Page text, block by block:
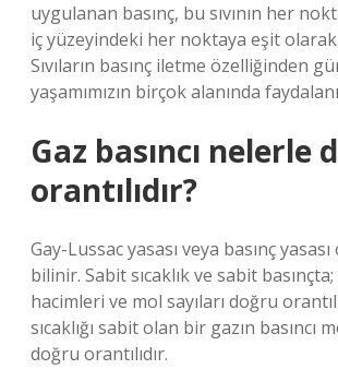
uygulanan basınç, bu sıvının her
iç yüzeyindeki her noktaya eşit
Sıvıların basınç iletme özelliğinden
yaşamımızın birçok alanında
Gaz basıncı nelerle
orantılıdır?
Gay-Lussac yasası veya basınç
bilinir. Sabit sıcaklık ve sabit
hacimleri ve mol sayıları doğru
sıcaklığı sabit olan bir gazın basıncı
doğru orantılıdır.